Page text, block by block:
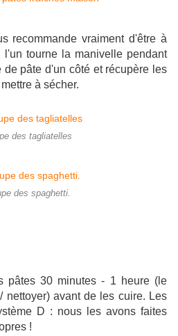
recommande vraiment d'être à
tourne la manivelle pendant
pâte d'un côté et récupère les
à sécher.
des tagliatelles
des spaghetti.
pâtes 30 minutes - 1 heure (le
nettoyer) avant de les cuire. Les
D : nous les avons faites
!